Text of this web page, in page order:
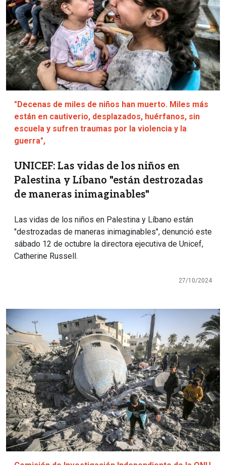
"Decenas de miles de niños han muerto. Miles más
están en cautiverio, desplazados, huérfanos, sin
escuela y sufren traumas por la violencia y la
guerra",
UNICEF: Las vidas de los niños en
Palestina y Líbano "están destrozadas
de maneras inimaginables"
Las vidas de los niños en Palestina y Líbano están
"destrozadas de maneras inimaginables", denunció este
sábado 12 de octubre la directora ejecutiva de Unicef,
Catherine Russell.
27/10/2024
Imagen